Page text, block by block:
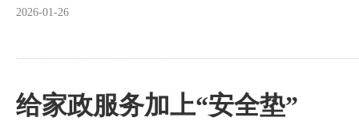
2026-01-26
给家政服务加上“安全垫”